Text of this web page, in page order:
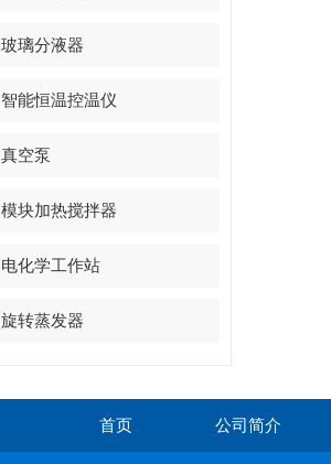
玻璃分液器
智能恒温控温仪
真空泵
模块加热搅拌器
电化学工作站
旋转蒸发器
首页 公司简介